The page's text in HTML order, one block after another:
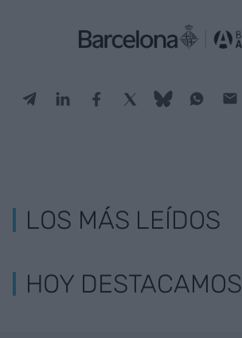
LOS MÁS LEÍDOS
HOY DESTACAMOS